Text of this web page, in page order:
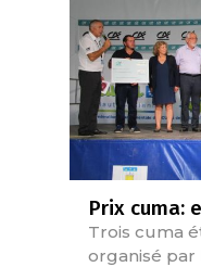
Prix cuma:
Trois cuma
organisé